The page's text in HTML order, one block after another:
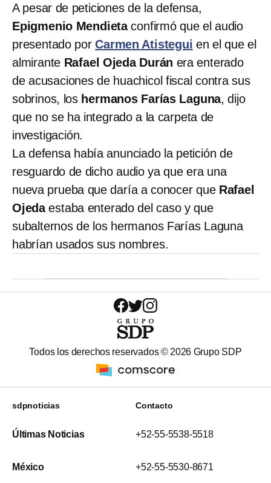
A pesar de peticiones de la defensa,
Epigmenio Mendietaconfirmó que el audio
presentado porCarmen Atistegui en el que el
almirante Rafael Ojeda Durán era enterado
de acusaciones de huachicol fiscal contra sus
sobrinos, los hermanos Farías Laguna, dijo
que no se ha integrado a la carpeta de
investigación.
La defensa había anunciado la petición de
resguardo de dicho audio ya que era una
nueva prueba que daría a conocer que Rafael
Ojedaestaba enterado del caso y que
subalternos de los hermanos Farías Laguna
habrían usados sus nombres.
Todos los derechos reservados © 2026 Grupo SDP
sdpnoticias
Últimas Noticias
México
Contacto
+52-55-5538-5518
+52-55-5530-8671